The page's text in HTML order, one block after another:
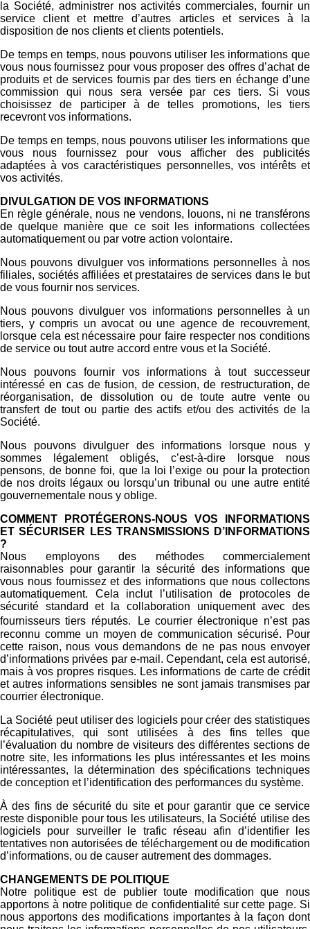
la Société, administrer nos activités commerciales, fournir un
service client et mettre d’autres articles et services à la
disposition de nos clients et clients potentiels.
De temps en temps, nous pouvons utiliser les informations que
vous nous fournissez pour vous proposer des offres d’achat de
produits et de services fournis par des tiers en échange d’une
commission qui nous sera versée par ces tiers. Si vous
choisissez de participer à de telles promotions, les tiers
recevront vos informations.
De temps en temps, nous pouvons utiliser les informations que
vous nous fournissez pour vous afficher des publicités
adaptées à vos caractéristiques personnelles, vos intérêts et
vos activités.
DIVULGATION DE VOS INFORMATIONS
En règle générale, nous ne vendons, louons, ni ne transférons
de quelque manière que ce soit les informations collectées
automatiquement ou par votre action volontaire.
Nous pouvons divulguer vos informations personnelles à nos
filiales, sociétés affiliées et prestataires de services dans le but
de vous fournir nos services.
Nous pouvons divulguer vos informations personnelles à un
tiers, y compris un avocat ou une agence de recouvrement,
lorsque cela est nécessaire pour faire respecter nos conditions
de service ou tout autre accord entre vous et la Société.
Nous pouvons fournir vos informations à tout successeur
intéressé en cas de fusion, de cession, de restructuration, de
réorganisation, de dissolution ou de toute autre vente ou
transfert de tout ou partie des actifs et/ou des activités de la
Société.
Nous pouvons divulguer des informations lorsque nous y
sommes légalement obligés, c’est-à-dire lorsque nous
pensons, de bonne foi, que la loi l’exige ou pour la protection
de nos droits légaux ou lorsqu’un tribunal ou une autre entité
gouvernementale nous y oblige.
COMMENT PROTÉGERONS-NOUS VOS INFORMATIONS
ET SÉCURISER LES TRANSMISSIONS D’INFORMATIONS
?
Nous employons des méthodes commercialement
raisonnables pour garantir la sécurité des informations que
vous nous fournissez et des informations que nous collectons
automatiquement. Cela inclut l’utilisation de protocoles de
sécurité standard et la collaboration uniquement avec des
fournisseurs tiers réputés. Le courrier électronique n’est pas
reconnu comme un moyen de communication sécurisé. Pour
cette raison, nous vous demandons de ne pas nous envoyer
d’informations privées par e-mail. Cependant, cela est autorisé,
mais à vos propres risques. Les informations de carte de crédit
et autres informations sensibles ne sont jamais transmises par
courrier électronique.
La Société peut utiliser des logiciels pour créer des statistiques
récapitulatives, qui sont utilisées à des fins telles que
l’évaluation du nombre de visiteurs des différentes sections de
notre site, les informations les plus intéressantes et les moins
intéressantes, la détermination des spécifications techniques
de conception et l’identification des performances du système.
À des fins de sécurité du site et pour garantir que ce service
reste disponible pour tous les utilisateurs, la Société utilise des
logiciels pour surveiller le trafic réseau afin d’identifier les
tentatives non autorisées de téléchargement ou de modification
d’informations, ou de causer autrement des dommages.
CHANGEMENTS DE POLITIQUE
Notre politique est de publier toute modification que nous
apportons à notre politique de confidentialité sur cette page. Si
nous apportons des modifications importantes à la façon dont